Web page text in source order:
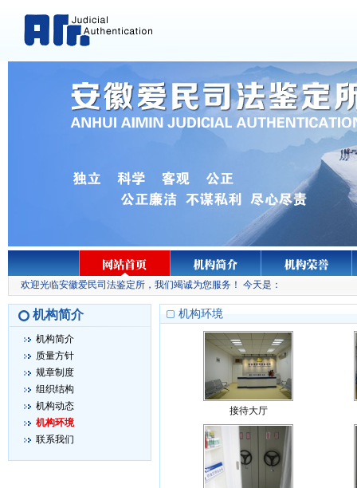
欢迎光临安徽爱民司法鉴定所，我们竭诚为您服务！ 今天是：
机构简介
机构简介
质量方针
规章制度
组织结构
机构动态
机构环境
联系我们
机构环境
接待大厅